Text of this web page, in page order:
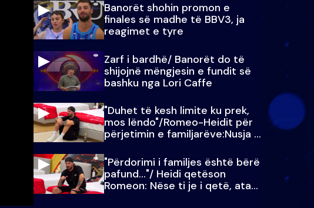
Banorët shohin promon e
finales së madhe të BBV3, ja
reagimet e tyre
Zarf i bardhë/ Banorët do të
shijojnë mëngjesin e fundit së
bashku nga Lori Caffe
"Duhet të kesh limite ku prek,
mos lëndo"/Romeo-Heidit për
përjetimin e familjarëve:Nusja e
Julit…
"Përdorimi i familjes është bërë
pafund…"/ Heidi qetëson
Romeon: Nëse ti je i qetë, ata
qetësohen